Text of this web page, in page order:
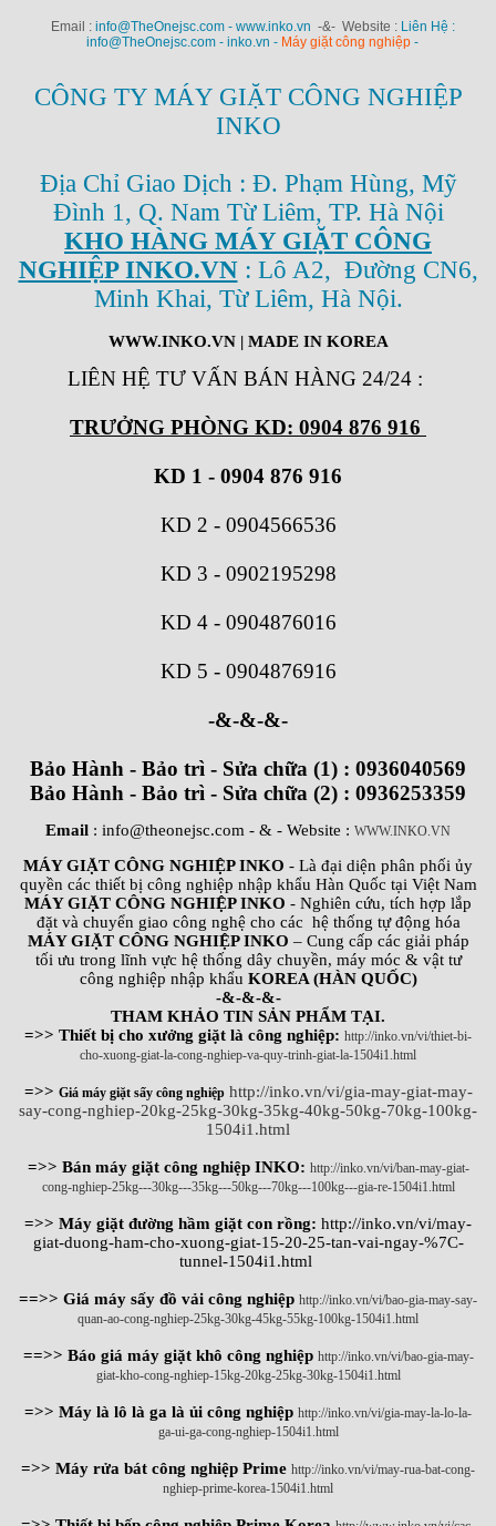
Email : info@TheOnejsc.com - www.inko.vn -&- Website : Liên Hệ :
info@TheOnejsc.com - inko.vn - Máy giặt công nghiệp -
CÔNG TY MÁY GIẶT CÔNG NGHIỆP
INKO
Địa Chỉ Giao Dịch : Đ. Phạm Hùng, Mỹ
Đình 1, Q. Nam Từ Liêm, TP. Hà Nội
KHO HÀNG MÁY GIẶT CÔNG
NGHIỆP INKO.VN: Lô A2, Đường CN6,
Minh Khai, Từ Liêm, Hà Nội.
WWW.INKO.VN| MADE IN KOREA
LIÊN HỆ TƯ VẤN BÁN HÀNG 24/24 :
TRƯỞNG PHÒNG KD: 0904 876 916
KD 1 - 0904 876 916
KD 2 - 0904566536
KD 3 - 0902195298
KD 4 - 0904876016
KD 5 - 0904876916
-&-&-&-
Bảo Hành - Bảo trì - Sửa chữa (1) : 0936040569
Bảo Hành - Bảo trì - Sửa chữa (2) : 0936253359
Email : info@theonejsc.com - & - Website : WWW.INKO.VN
MÁY GIẶT CÔNG NGHIỆP INKO - Là đại diện phân phối ủy
quyền các thiết bị công nghiệp nhập khẩu Hàn Quốc tại Việt Nam
MÁY GIẶT CÔNG NGHIỆP INKO - Nghiên cứu, tích hợp lắp
đặt và chuyển giao công nghệ cho các hệ thống tự động hóa
MÁY GIẶT CÔNG NGHIỆP INKO – Cung cấp các giải pháp
tối ưu trong lĩnh vực hệ thống dây chuyền, máy móc & vật tư
công nghiệp nhập khẩu KOREA (HÀN QUỐC)
-&-&-&-
THAM KHẢO TIN SẢN PHẨM TẠI.
=>> Thiết bị cho xưởng giặt là công nghiệp: http://inko.vn/vi/thiet-bi-
cho-xuong-giat-la-cong-nghiep-va-quy-trinh-giat-la-1504i1.html
=>> Giá máy giặt sấy công nghiệp http://inko.vn/vi/gia-may-giat-may-
say-cong-nghiep-20kg-25kg-30kg-35kg-40kg-50kg-70kg-100kg-
1504i1.html
=>> Bán máy giặt công nghiệp INKO: http://inko.vn/vi/ban-may-giat-
cong-nghiep-25kg---30kg---35kg---50kg---70kg---100kg---gia-re-1504i1.html
=>> Máy giặt đường hầm giặt con rồng: http://inko.vn/vi/may-
giat-duong-ham-cho-xuong-giat-15-20-25-tan-vai-ngay-%7C-
tunnel-1504i1.html
==>> Giá máy sấy đồ vải công nghiệp http://inko.vn/vi/bao-gia-may-say-
quan-ao-cong-nghiep-25kg-30kg-45kg-55kg-100kg-1504i1.html
==>> Báo giá máy giặt khô công nghiệp http://inko.vn/vi/bao-gia-may-
giat-kho-cong-nghiep-15kg-20kg-25kg-30kg-1504i1.html
=>> Máy là lô là ga là ủi công nghiệp http://inko.vn/vi/gia-may-la-lo-la-
ga-ui-ga-cong-nghiep-1504i1.html
=>> Máy rửa bát công nghiệp Prime http://inko.vn/vi/may-rua-bat-cong-
nghiep-prime-korea-1504i1.html